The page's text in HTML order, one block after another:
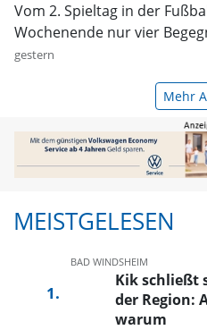
Vom 2. Spieltag in der
Wochenende nur vier
gestern
Mehr
MEISTGELESEN
BAD WINDSHEIM
Kik schließt
der Region:
warum